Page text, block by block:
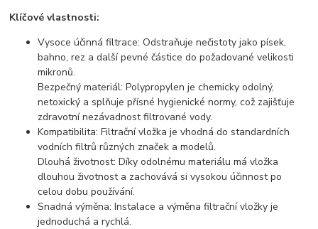
Klíčové vlastnosti:
Vysoce účinná filtrace: Odstraňuje nečistoty jako písek,
bahno, rez a další pevné částice do požadované velikosti
mikronů.
Bezpečný materiál: Polypropylen je chemicky odolný,
netoxický a splňuje přísné hygienické normy, což zajišťuje
zdravotní nezávadnost filtrované vody.
Kompatibilita: Filtrační vložka je vhodná do standardních
vodních filtrů různých značek a modelů.
Dlouhá životnost: Díky odolnému materiálu má vložka
dlouhou životnost a zachovává si vysokou účinnost po
celou dobu používání.
Snadná výměna: Instalace a výměna filtrační vložky je
jednoduchá a rychlá.